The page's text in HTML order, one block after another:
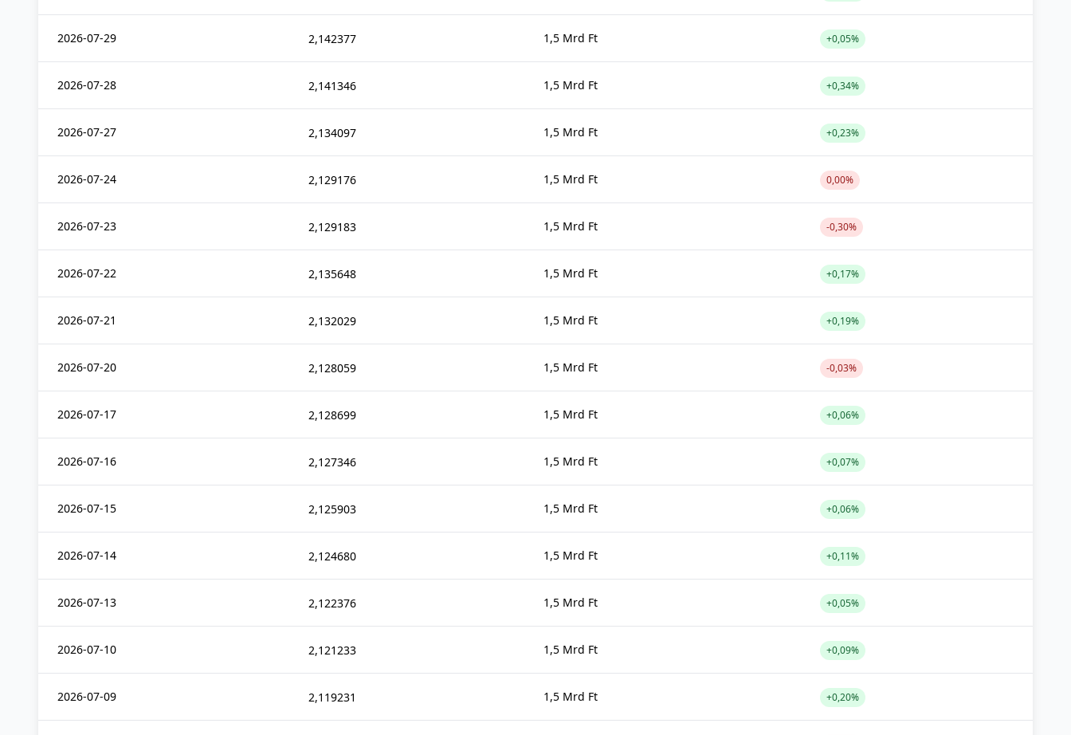
2026-07-29 2,142377 1,5 Mrd Ft +0,05%
2026-07-28 2,141346 1,5 Mrd Ft +0,34%
2026-07-27 2,134097 1,5 Mrd Ft +0,23%
2026-07-24 2,129176 1,5 Mrd Ft 0,00%
2026-07-23 2,129183 1,5 Mrd Ft -0,30%
2026-07-22 2,135648 1,5 Mrd Ft +0,17%
2026-07-21 2,132029 1,5 Mrd Ft +0,19%
2026-07-20 2,128059 1,5 Mrd Ft -0,03%
2026-07-17 2,128699 1,5 Mrd Ft +0,06%
2026-07-16 2,127346 1,5 Mrd Ft +0,07%
2026-07-15 2,125903 1,5 Mrd Ft +0,06%
2026-07-14 2,124680 1,5 Mrd Ft +0,11%
2026-07-13 2,122376 1,5 Mrd Ft +0,05%
2026-07-10 2,121233 1,5 Mrd Ft +0,09%
2026-07-09 2,119231 1,5 Mrd Ft +0,20%